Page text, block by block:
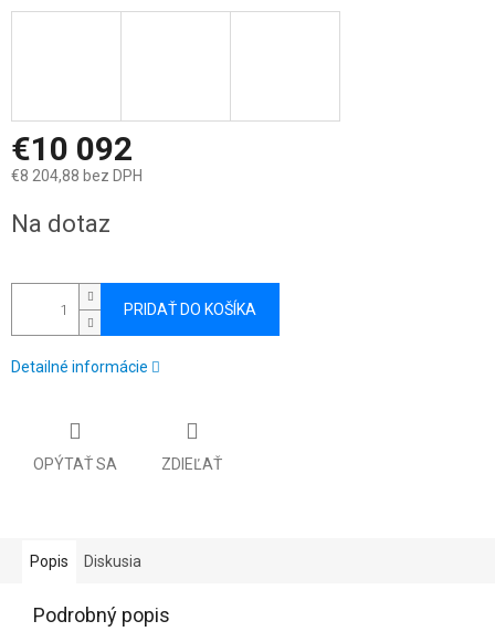
€10 092
€8 204,88 bez DPH
cena:
Na dotaz
PRIDAŤ DO KOŠÍKA
Detailné informácie
OPÝTAŤ SA ZDIEĽAŤ
Popis Diskusia
Podrobný popis